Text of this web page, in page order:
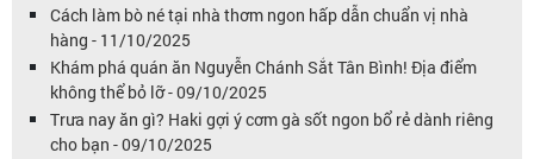
Cách làm bò né tại nhà thơm ngon hấp dẫn chuẩn vị nhà
hàng - 11/10/2025
Khám phá quán ăn Nguyễn Chánh Sắt Tân Bình! Địa điểm
không thể bỏ lỡ - 09/10/2025
Trưa nay ăn gì? Haki gợi ý cơm gà sốt ngon bổ rẻ dành riêng
cho bạn - 09/10/2025